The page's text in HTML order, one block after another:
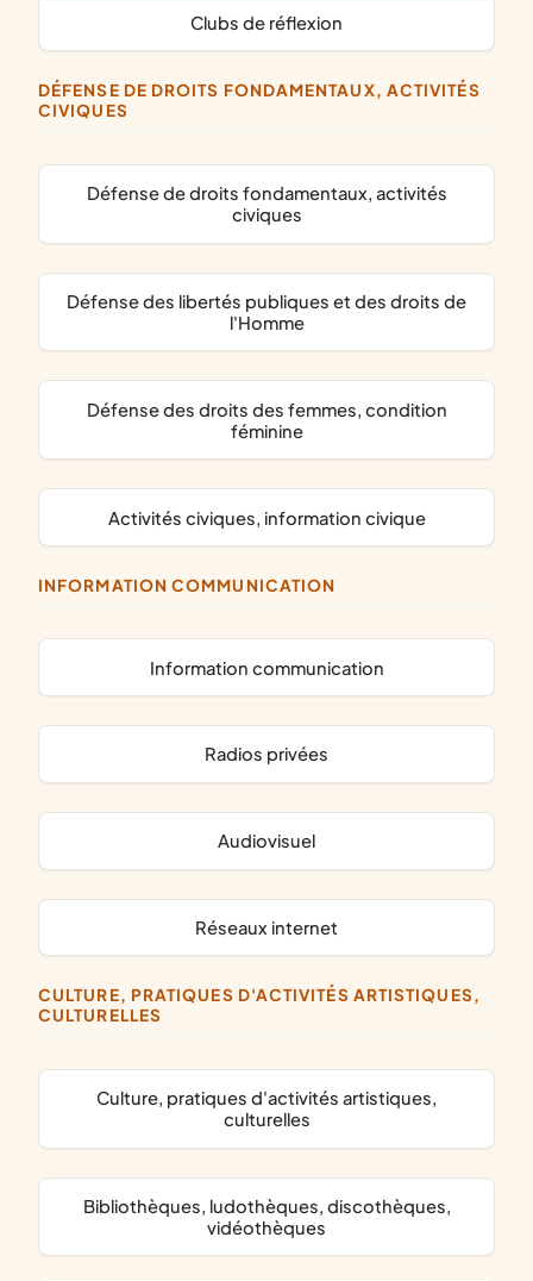
clubs de réflexion
DÉFENSE DE DROITS FONDAMENTAUX, ACTIVITÉS
CIVIQUES
défense de droits fondamentaux, activités
civiques
défense des libertés publiques et des droits de
l'Homme
défense des droits des femmes, condition
féminine
activités civiques, information civique
INFORMATION COMMUNICATION
information communication
radios privées
audiovisuel
réseaux internet
CULTURE, PRATIQUES D'ACTIVITÉS ARTISTIQUES,
CULTURELLES
culture, pratiques d'activités artistiques,
culturelles
bibliothèques, ludothèques, discothèques,
vidéothèques